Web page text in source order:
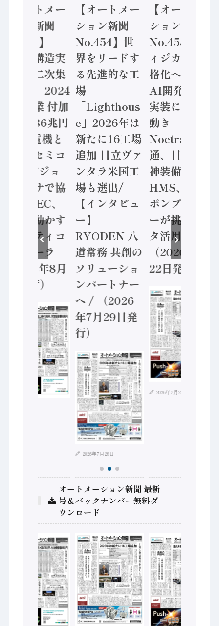
【オートメー
ション新聞
No.455】
「経済構造実
態調査二次集
計結果」2024
年製造業 付加
価値額86兆円
/ 三菱電機と
ソニーセミコ
ン AIビジョ
ンセンサで協
業 / IDEC、
安全に動かす
セーフティコ
ントローラ
（2026年8月
5日発行）
【オートメー
ション新聞
No.454】世
界をリードす
る先進的な工
場
「Lighthous
e」2026年は
新たに16工場
追加 日立ヴァ
ンタラ米国工
場も選出/
【インタビュ
ー】
RYODEN 八
道常務 共創の
ソリューショ
ンパートナー
へ / （2026
年7月29日発
行）
2026年7月28日
【オートメー
ション新聞
No.453】フ
ィジカルAI本
格化へ 国産
AI開発や社会
実装に活発な
動き
Noetra、富士
通、日立 / 兵
神装備 ×
HMS、老舗
ポンプメーカ
ーが挑むデー
タ活用 など
（2026年7月
22日発行）
2026年7月21日
オートメーション新聞 最新
号＆バックナンバー無料ダ
ウンロード